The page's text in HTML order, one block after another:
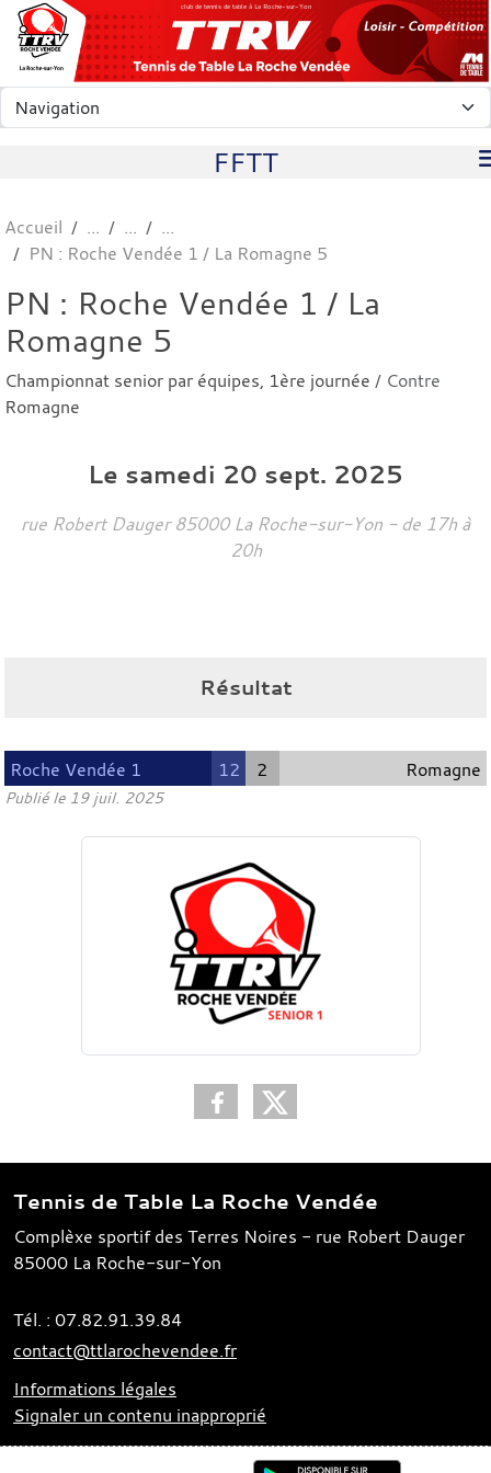
club de tennis de table à La Roche-sur-Yon
FFTT
Accueil
PN : Roche Vendée 1 / La Romagne 5
PN : Roche Vendée 1 / La
Romagne 5
Championnat senior par équipes, 1ère journée / Contre
Romagne
Le samedi 20 sept. 2025
rue Robert Dauger 85000 La Roche-sur-Yon - de 17h à
20h
Résultat
Roche Vendée 1 12 2 Romagne
Publié le 19 juil. 2025
Tennis de Table La Roche Vendée
Complèxe sportif des Terres Noires - rue Robert Dauger
85000 La Roche-sur-Yon
Tél. : 07.82.91.39.84
contact@ttlarochevendee.fr
Informations légales
Signaler un contenu inapproprié
Panneau de gestion des cookies